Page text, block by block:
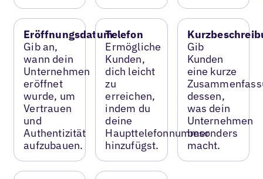
Eröffnungsdatum
Gib an,
wann dein
Unternehmen
eröffnet
wurde, um
Vertrauen
und
Authentizität
aufzubauen.
Telefon
Ermögliche
Kunden,
dich leicht
zu
erreichen,
indem du
deine
Haupttelefonnummer
hinzufügst.
Gib
Kunden
eine kurze
dessen,
was dein
Unternehmen
besonders
macht.